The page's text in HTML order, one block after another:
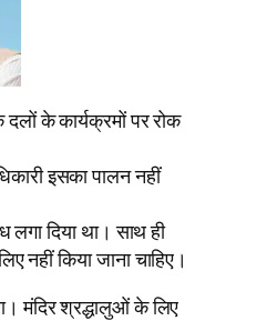
के कार्यक्रमों पर रोक
इसका पालन नहीं
दिया था। साथ ही
नहीं किया जाना चाहिए।
मंदिर श्रद्धालुओं के लिए